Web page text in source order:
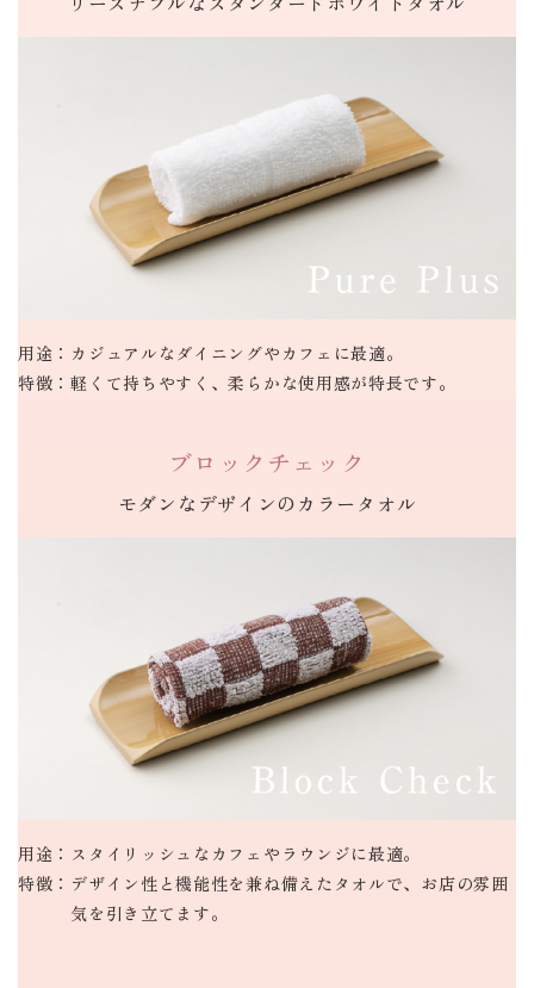
用途： カジュアルなダイニングやカフェに最適。
特徴：軽くて持ちやすく、柔らかな使用感が特長です。
ブロックチェック
モダンなデザインのカラータオル
用途： スタイリッシュなカフェやラウンジに最適。
特徴： デザイン性と機能性を兼ね備えたタオルで、お店の雰囲
気を引き立てます。